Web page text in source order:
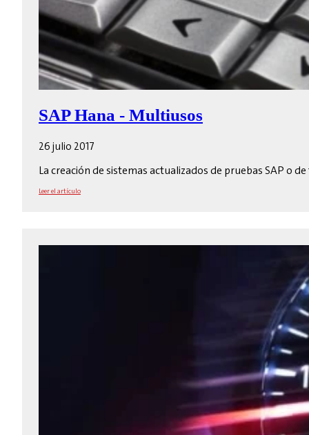
SAP Hana - Multiusos
26 julio 2017
La creación de sistemas actualizados de pruebas SAP o
Leer el artículo